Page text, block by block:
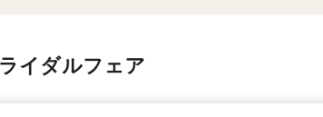
イダルフェア